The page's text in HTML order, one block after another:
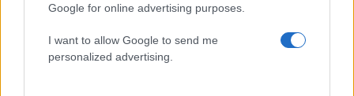
Google for online advertising purposes.
I want to allow Google to send me
personalized advertising.